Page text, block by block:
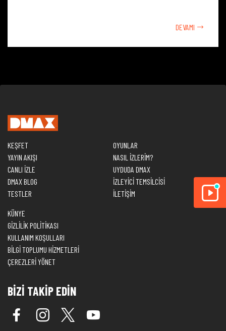
DEVAMI
KEŞFET
YAYIN AKIŞI
CANLI İZLE
DMAX BLOG
TESTLER
OYUNLAR
NASIL İZLERİM?
UYDUDA DMAX
İZLEYİCİ TEMSİLCİSİ
İLETİŞİM
KÜNYE
GİZLİLİK POLİTİKASI
KULLANIM KOŞULLARI
BİLGİ TOPLUMU HİZMETLERİ
ÇEREZLERİ YÖNET
BİZİ TAKİP EDİN